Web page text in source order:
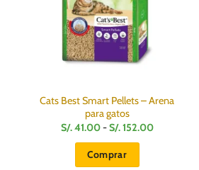
Cats Best Smart Pellets – Arena
para gatos
S/.41.00-S/.152.00Rango
Comprar